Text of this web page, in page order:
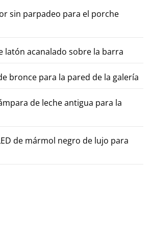
sin parpadeo para el porche
latón acanalado sobre la barra
bronce para la pared de la galería
de leche antigua para la
de mármol negro de lujo para